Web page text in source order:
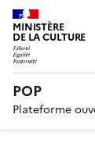
MINISTÈRE
DE LA CULTURE
POP
Plateforme